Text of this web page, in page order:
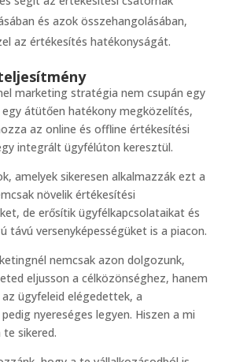
és azok összehangolásában,
az értékesítés hatékonyságát.
marketing stratégia nem csupán egy
átütően hatékony megközelítés,
az online és offline értékesítési
integrált ügyfélúton keresztül.
amelyek sikeresen alkalmazzák ezt a
növelik értékesítési
de erősítik ügyfélkapcsolataikat és
távú versenyképességüket is a piacon.
nemcsak azon dolgozunk,
eljusson a célközönséghez, hanem
ügyfeleid elégedettek, a
nyereséges legyen. Hiszen a mi
sikered.